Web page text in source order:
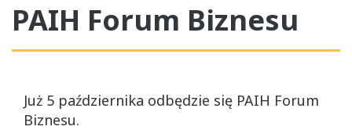
PAIH Forum Biznesu
Już 5 października odbędzie się PAIH Forum
Biznesu.